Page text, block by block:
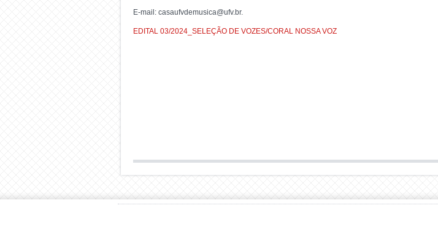
E-mail: casaufvdemusica@ufv.br.
EDITAL 03/2024_SELEÇÃO DE VOZES/CORAL NOSSA VOZ